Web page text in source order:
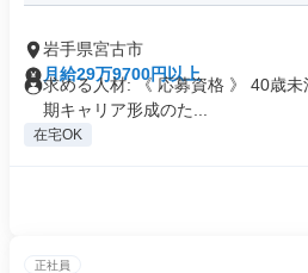
岩手県宮古市
月給29万9700円以上
求める人材: 《 応募資格 》 40歳
期キャリア形成のた...
在宅OK
正社員